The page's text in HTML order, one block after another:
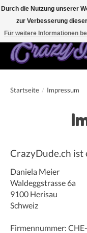
Kostenfreier Versand für
Startseite / Impressum
CrazyDude.ch
Daniela Meier
Waldeggstrasse 6a
9100 Herisau
Schweiz
Firmennummer:
Durch die Nutzung unserer
zur Verbesserung
Für weitere Informationen